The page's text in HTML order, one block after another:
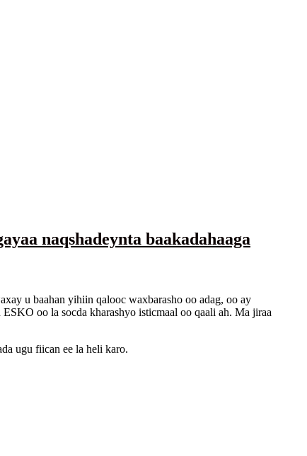
naqshadeynta baakadahaaga
u baahan yihiin qalooc waxbarasho oo adag, oo ay
oo la socda kharashyo isticmaal oo qaali ah. Ma jiraa
ugu fiican ee la heli karo.